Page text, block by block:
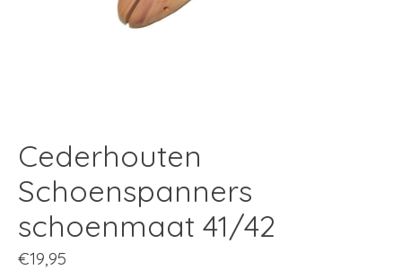
Cederhouten
Schoenspanners
schoenmaat 41/42
€19,95